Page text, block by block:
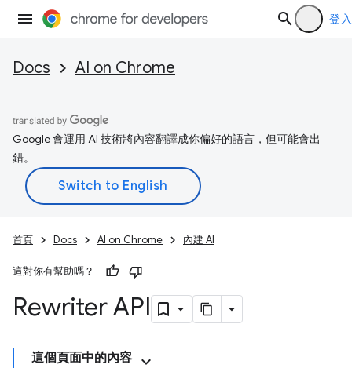
登入
Docs AI on Chrome
Google 會運用 AI 技術將內容翻譯成你偏好的語言，但可能會出
錯。
首頁 Docs AI on Chrome 內建 AI
這對你有幫助嗎？
Rewriter API
這個頁面中的內容